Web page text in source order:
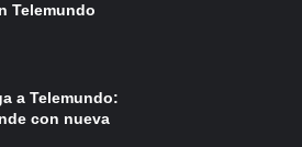
Telemundo
a Telemundo:
con nueva